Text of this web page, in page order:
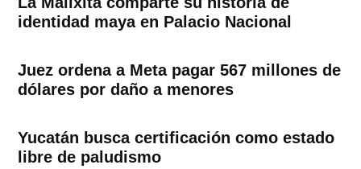
identidad maya en Palacio Nacional
Juez ordena a Meta pagar 567 millones de
dólares por daño a menores
Yucatán busca certificación como estado
libre de paludismo